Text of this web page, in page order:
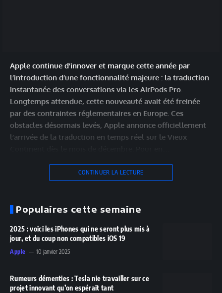
Apple continue d’innover et marque cette année par
l’introduction d’une fonctionnalité majeure : la traduction
instantanée des conversations via les AirPods Pro.
Longtemps attendue, cette nouveauté avait été freinée
par des contraintes réglementaires en Europe. Ces
obstacles désormais levés, Apple annonce officiellement
l’arrivée de la traduction en temps réel sur le Vieux
CONTINUER LA LECTURE
Populaires cette semaine
2025 : voici les iPhones qui ne seront plus mis à
jour, et du coup non compatibles iOS 19
Apple 10 janvier 2025
Rumeurs démenties : Tesla nie travailler sur ce
projet innovant qu’on espérait tant